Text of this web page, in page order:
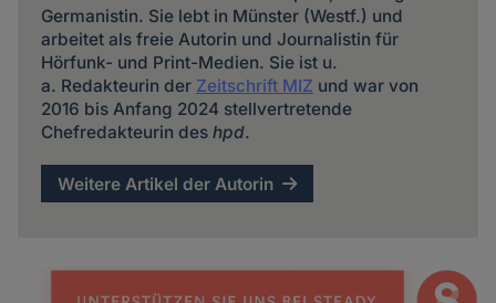
Germanistin. Sie lebt in Münster (Westf.) und
arbeitet als freie Autorin und Journalistin für
Hörfunk- und Print-Medien. Sie ist u.
a. Redakteurin der Zeitschrift MIZ und war von
2016 bis Anfang 2024 stellvertretende
Chefredakteurin des hpd.
Weitere Artikel der Autorin